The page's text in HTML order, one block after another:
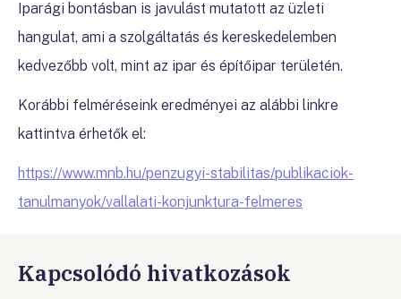
Iparági bontásban is javulást mutatott az üzleti
hangulat, ami a szolgáltatás és kereskedelemben
kedvezőbb volt, mint az ipar és építőipar területén.
Korábbi felméréseink eredményei az alábbi linkre
kattintva érhetők el:
https://www.mnb.hu/penzugyi-stabilitas/publikaciok-
tanulmanyok/vallalati-konjunktura-felmeres
Kapcsolódó hivatkozások